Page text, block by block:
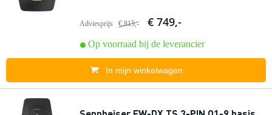
Adviesprijs € 815,- € 749,-
Op voorraad bij de leverancier
In mijn winkelwagen